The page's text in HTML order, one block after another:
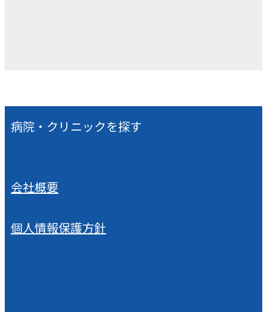
病院・クリニックを探す
会社概要
個人情報保護方針